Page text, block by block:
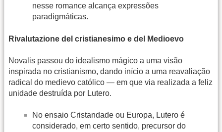
nesse romance alcança expressões
paradigmáticas.
Rivalutazione del cristianesimo e del Medioevo
Novalis passou do idealismo mágico a uma visão
inspirada no cristianismo, dando início a uma reavaliação
radical do medievo católico — em que via realizada a feliz
unidade destruída por Lutero.
No ensaio Cristandade ou Europa, Lutero é
considerado, em certo sentido, precursor do